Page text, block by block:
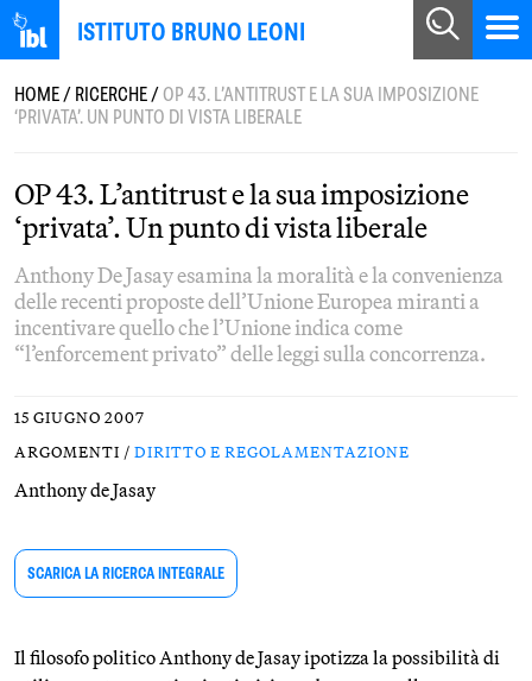
ISTITUTO BRUNO LEONI
HOME/RICERCHE/OP 43. L’ANTITRUST E LA SUA IMPOSIZIONE
‘PRIVATA’. UN PUNTO DI VISTA LIBERALE
OP 43. L’antitrust e la sua imposizione
‘privata’. Un punto di vista liberale
Anthony De Jasay esamina la moralità e la convenienza
delle recenti proposte dell’Unione Europea miranti a
incentivare quello che l’Unione indica come
“l’enforcement privato” delle leggi sulla concorrenza.
15 GIUGNO 2007
ARGOMENTI / DIRITTO E REGOLAMENTAZIONE
Anthony de Jasay
SCARICA LA RICERCA INTEGRALE
Il filosofo politico Anthony de Jasay ipotizza la possibilità di